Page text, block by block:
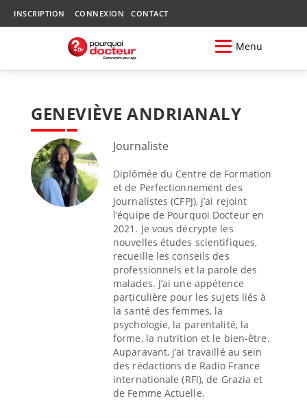
INSCRIPTION CONNEXION CONTACT
Menu
GENEVIÈVE ANDRIANALY
Journaliste
Diplômée du Centre de Formation
et de Perfectionnement des
Journalistes (CFPJ), j’ai rejoint
l’équipe de Pourquoi Docteur en
2021. Je vous décrypte les
nouvelles études scientifiques,
recueille les conseils des
professionnels et la parole des
malades. J’ai une appétence
particulière pour les sujets liés à
la santé des femmes, la
psychologie, la parentalité, la
forme, la nutrition et le bien-être.
Auparavant, j’ai travaillé au sein
des rédactions de Radio France
internationale (RFI), de Grazia et
de Femme Actuelle.